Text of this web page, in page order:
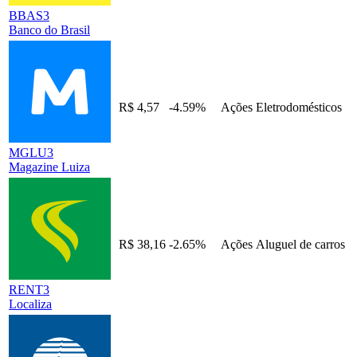
BBAS3
Banco do Brasil
MGLU3
Magazine Luiza
R$ 4,57 -4.59% Ações Eletrodomésticos
RENT3
Localiza
R$ 38,16 -2.65% Ações Aluguel de carros